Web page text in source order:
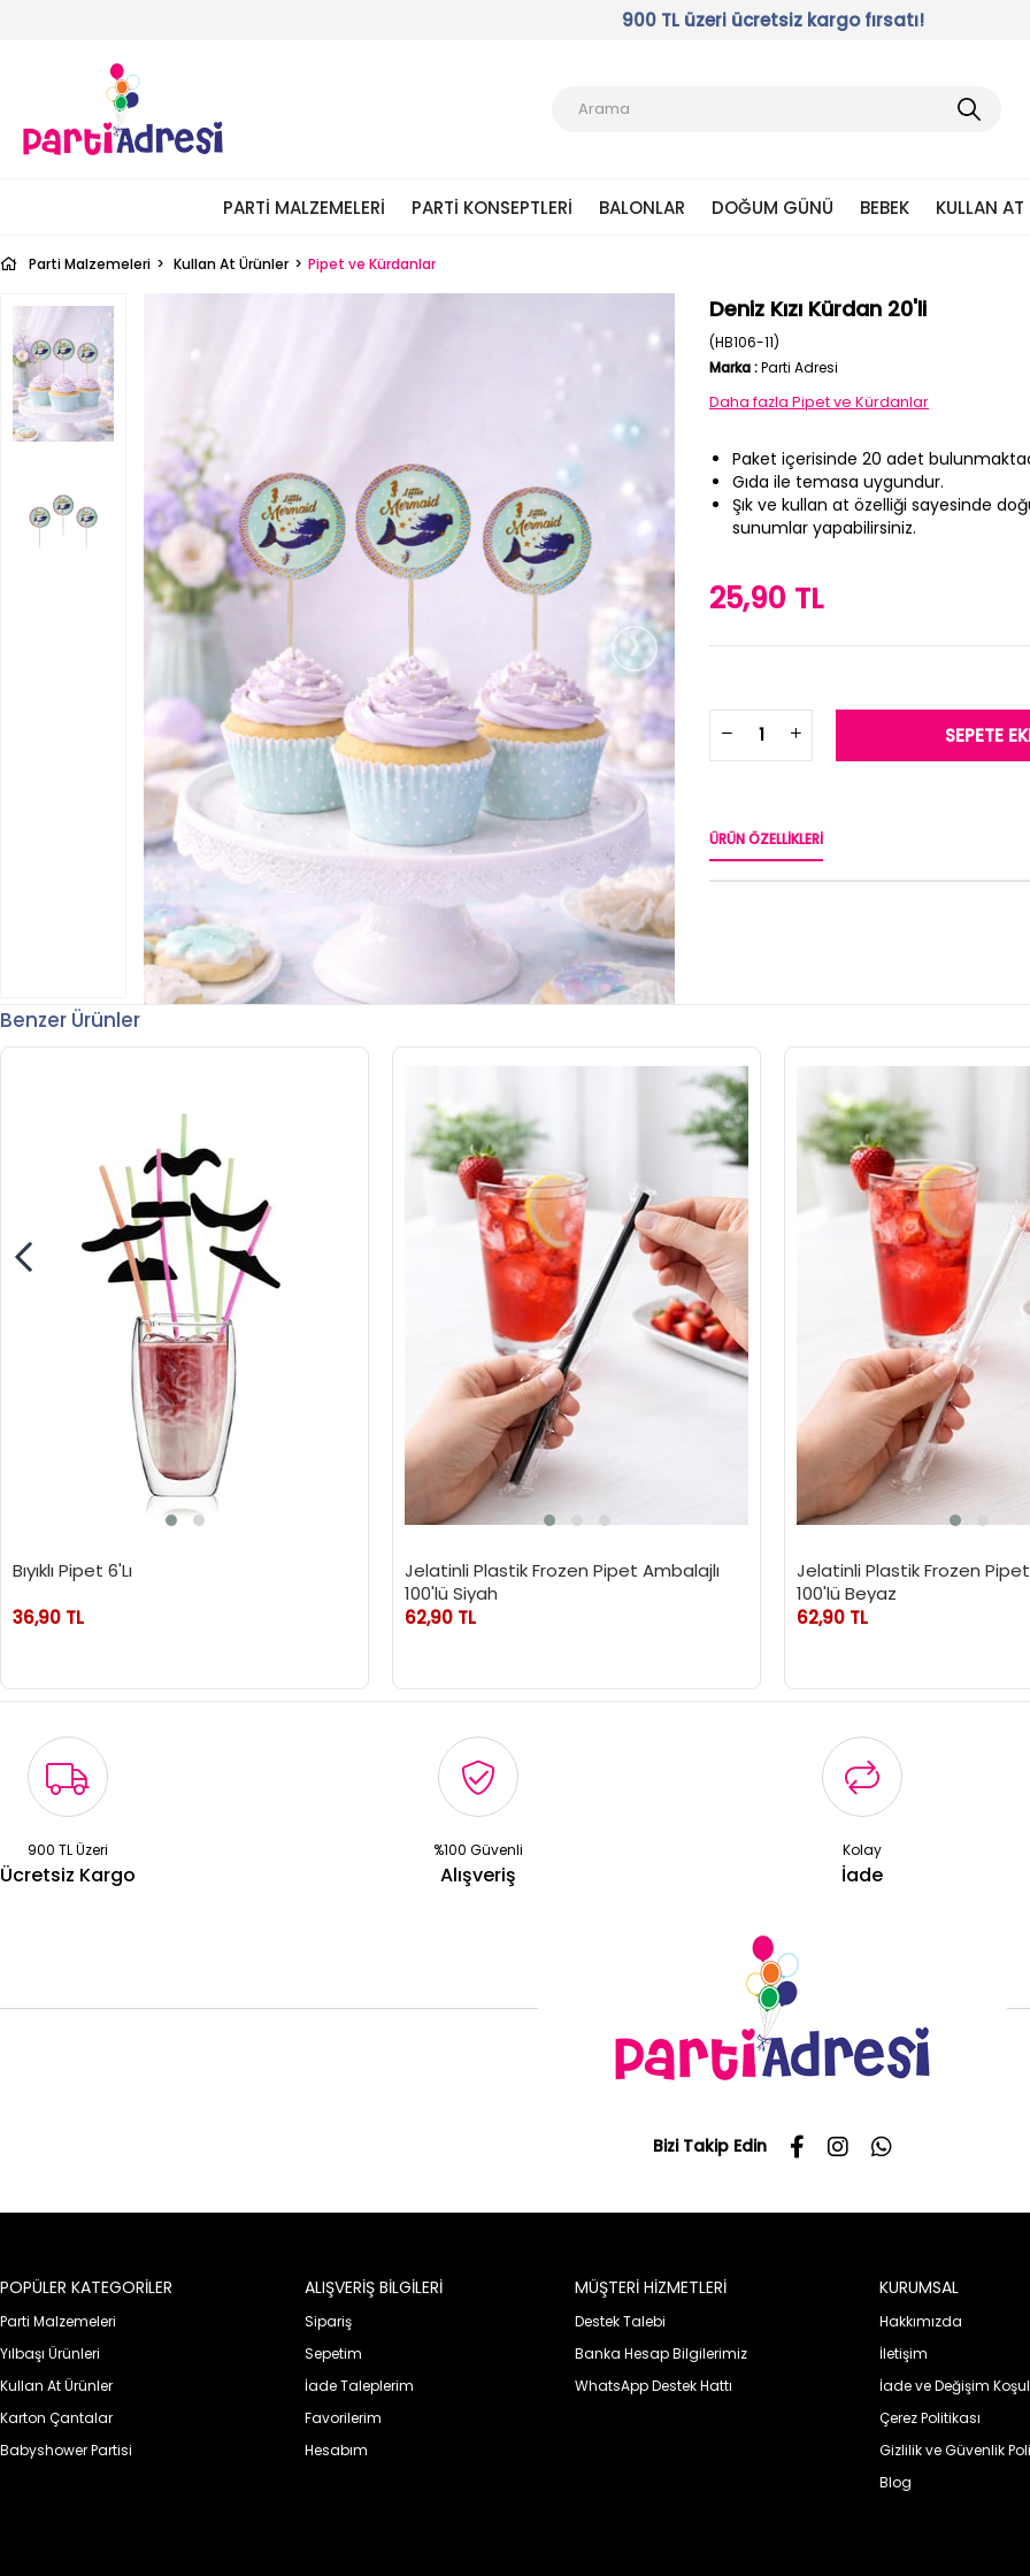
900 TL üzeri ücretsiz kargo fırsatı!
PARTI MALZEMELERI PARTI KONSEPTLERI BALONLAR DOĞUM GÜNÜ BEBEK KULLAN AT
Parti Malzemeleri Kullan At Ürünler Pipet ve Kürdanlar
›
Deniz Kızı Kürdan 20'li
(HB106-11)
Marka:Parti Adresi
Daha fazla Pipet ve Kürdanlar
Paket içerisinde 20 adet
Gıda ile temasa uygundur.
Şık ve kullan at özelliği sayesinde
sunumlar yapabilirsiniz.
25,90 TL
ÜRÜN ÖZELLIKLERI
Benzer Ürünler
Bıyıklı Pipet 6'Lı
36,90 TL
Jelatinli Plastik Frozen Pipet Ambalajlı
100'lü Siyah
62,90 TL
Jelatinli Plastik Frozen
100'lü Beyaz
62,90 TL
900 TL Üzeri
Ücretsiz Kargo
%100 Güvenli
Alışveriş
Kolay
İade
Bizi Takip Edin
POPÜLER KATEGORİLER
Parti Malzemeleri
Yılbaşı Ürünleri
Kullan At Ürünler
Karton Çantalar
Babyshower Partisi
ALIŞVERİŞ BİLGİLERİ
Sipariş
Sepetim
İade Taleplerim
Favorilerim
Hesabım
MÜŞTERİ HİZMETLERİ
Destek Talebi
Banka Hesap Bilgilerimiz
WhatsApp Destek Hattı
KURUMSAL
Hakkımızda
İletişim
İade ve Değişim
Çerez Politikası
Gizlilik ve Güvenlik
Blog